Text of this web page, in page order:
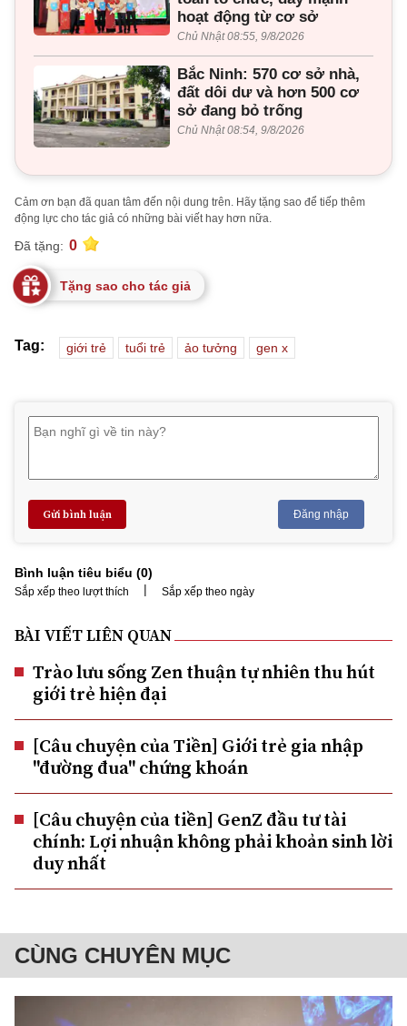
hoạt động từ cơ sở
Chủ Nhật 08:55, 9/8/2026
Bắc Ninh: 570 cơ sở nhà,
đất dôi dư và hơn 500 cơ
sở đang bỏ trống
Chủ Nhật 08:54, 9/8/2026
Cảm ơn bạn đã quan tâm đến nội dung trên. Hãy tặng sao để tiếp thêm
động lực cho tác giả có những bài viết hay hơn nữa.
Đã tặng: 0
Tặng sao cho tác giả
Tag: giới trẻ tuổi trẻ ảo tưởng gen x
Gửi bình luận Đăng nhập
Bình luận tiêu biểu (0)
Sắp xếp theo lượt thích | Sắp xếp theo ngày
BÀI VIẾT LIÊN QUAN
Trào lưu sống Zen thuận tự nhiên thu hút
giới trẻ hiện đại
[Câu chuyện của Tiền] Giới trẻ gia nhập
"đường đua" chứng khoán
[Câu chuyện của tiền] GenZ đầu tư tài
chính: Lợi nhuận không phải khoản sinh lời
duy nhất
CÙNG CHUYÊN MỤC